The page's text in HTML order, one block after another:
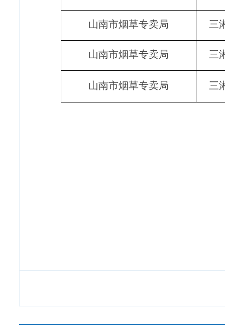
山南市烟草专卖局 三
山南市烟草专卖局 三
山南市烟草专卖局 三